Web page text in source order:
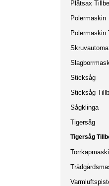
Plåtsax
Polermaskin
Polermaskin
Sticksåg
Sticksåg
Sågklinga
Tigersåg
Tigersåg